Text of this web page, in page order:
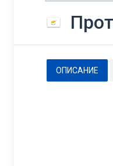
ОПИСАНИЕ